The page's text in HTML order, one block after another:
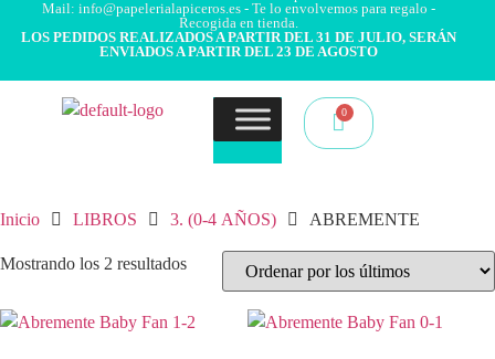
Mail: info@papelerialapiceros.es - Te lo envolvemos para regalo -
Recogida en tienda.
LOS PEDIDOS REALIZADOS A PARTIR DEL 31 DE JULIO, SERÁN
ENVIADOS A PARTIR DEL 23 DE AGOSTO
Inicio LIBROS 3. (0-4 AÑOS) ABREMENTE
Mostrando los 2 resultados